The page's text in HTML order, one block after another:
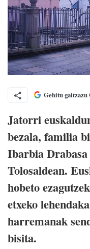
Gehitu gaitzazu
Jatorri
bezala, familia
Ibarbia
Tolosaldean.
hobeto
etxeko
harremanak
bisita.